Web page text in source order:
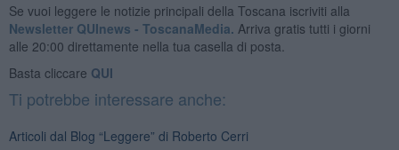
Se vuoi leggere le notizie principali della Toscana iscriviti alla
Newsletter QUInews - ToscanaMedia. Arriva gratis tutti i giorni
alle 20:00 direttamente nella tua casella di posta.
Basta cliccare QUI
Ti potrebbe interessare anche:
Articoli dal Blog “Leggere” di Roberto Cerri